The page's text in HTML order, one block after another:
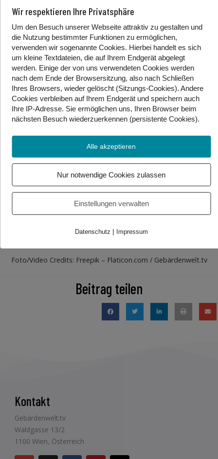
Meinungsfreiheit bedeutet auch, jeder darf, kann und
soll so sein, wie es am besten zu ihm oder ihr passt.
Aber nur so lange dabei niemand anderem geschadet
wird. Nur weil Meinungsfreiheit ein Grundrecht ist, ist
es nicht grenzenlos. Sie endet dort, wo die
Grundrechte von anderen Menschen verletzt werden.
Also wenn jemand gegen jemanden hetzt, hat es nichts
mit Meinungsfreiheit zu tun. Da endet sie. Übrigens ist
es auch keine Meinung, wenn man Sachen einfach
erfindet und verbreitet. Das heißt, da wo es keine
Regeln gibt, können sich Hass und Hetze verbreiten.
Leute wie Elon Musk reden oft von Regelfreiheit, aber
das kann schnell problematisch werden. Alles klar?
https://oe3.orf.at/stories/3023922/
Foto/Video Credits: Freepik – Flaticon.com / Gebärdenwelt.tv
Beitrag teilen
Kontakt
Gebärdenwelt.tv
Waldgasse 13/2
1100 Wien, Österreich
Wir respektieren Ihre Privatsphäre
Um den Besuch unserer Webseite attraktiv zu gestalten und
die Nutzung bestimmter Funktionen zu ermöglichen,
verwenden wir sogenannte Cookies. Hierbei handelt es sich
um kleine Textdateien, die auf Ihrem Endgerät abgelegt
werden. Einige der von uns verwendeten Cookies werden
nach dem Ende der Browsersitzung, also nach Schließen
Ihres Browsers, wieder gelöscht (Sitzungs-Cookies). Andere
Cookies verbleiben auf Ihrem Endgerät und speichern auch
Ihre IP-Adresse. Sie ermöglichen uns, Ihren Browser beim
nächsten Besuch wiederzuerkennen (persistente Cookies).
Alle akzeptieren
Nur notwendige Cookies zulassen
Einstellungen verwalten
Datenschutz | Impressum